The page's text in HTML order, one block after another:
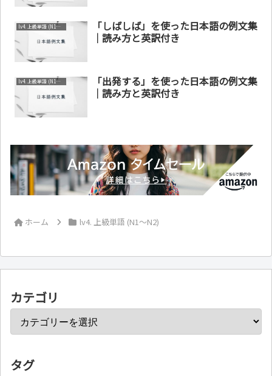
lv4. 上級単語 (N1～N2)
「しばしば」を使った日本語の例文集
｜読み方と英訳付き
lv4. 上級単語 (N1～N2)
「出発する」を使った日本語の例文集
｜読み方と英訳付き
ホーム lv4. 上級単語 (N1～N2)
カテゴリ
タグ